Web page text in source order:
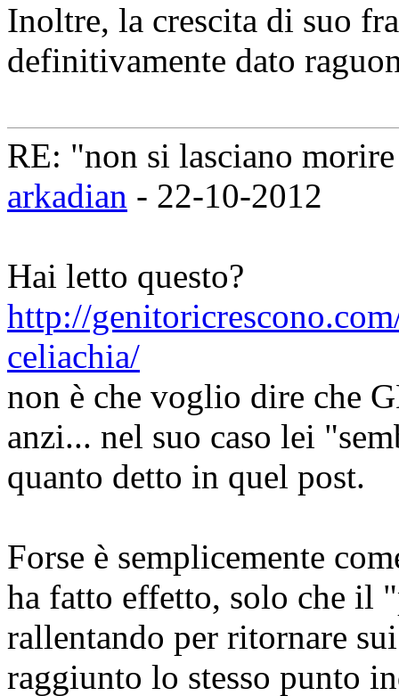
Inoltre, la crescita di suo
definitivamente dato
RE: "non si lasciano
arkadian - 22-10-2012
Hai letto questo?
http://
celiachia/
non è che voglio dire che
anzi... nel suo caso lei
quanto detto in quel post.
Forse è semplicemente
ha fatto effetto, solo che il
rallentando per ritornare
raggiunto lo stesso punto